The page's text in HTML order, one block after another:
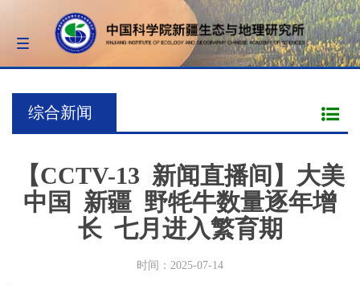
Toggle
navigation
综合新闻
【CCTV-13 新闻直播间】大美
中国 新疆 野牦牛数量逐年增
长 七月进入繁育期
时间：2025-07-14